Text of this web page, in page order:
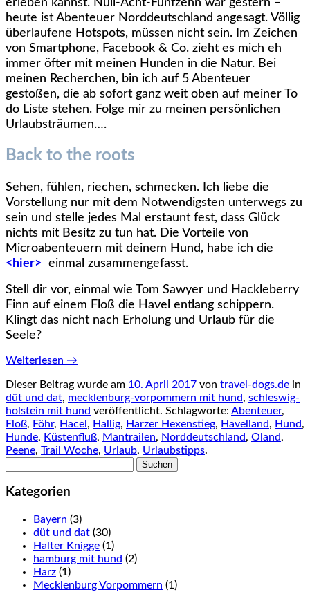
erleben kannst. Null-Acht-Fünfzehn war gestern –
heute ist Abenteuer Norddeutschland angesagt. Völlig
überlaufene Hotspots, müssen nicht sein. I m Zeichen
von Smartphone, Facebook & Co. zieht es mich eh
immer öfter mit meinen Hunden in die Natur. Bei
meinen Recherchen, bin ich auf 5 Abenteuer
gestoßen, die ab sofort ganz weit oben auf meiner To
do Liste stehen. Folge mir zu meinen persönlichen
Urlaubsträumen….
Back to the roots
Sehen, fühlen, riechen, schmecken. Ich liebe die
Vorstellung nur mit dem Notwendigsten unterwegs zu
sein und stelle jedes Mal erstaunt fest, dass Glück
nichts mit Besitz zu tun hat. Die Vorteile von
Microabenteuern mit deinem Hund, habe ich die
<hier> einmal zusammengefasst.
Stell dir vor, einmal wie Tom Sawyer und Hackleberry
Finn auf einem Floß die Havel entlang schippern.
Klingt das nicht nach Erholung und Urlaub für die
Seele?
Weiterlesen →
Dieser Beitrag wurde am 10. April 2017 von travel-dogs.de in
düt und dat, mecklenburg-vorpommern mit hund, schleswig-
holstein mit hund veröffentlicht. Schlagworte: Abenteuer,
Floß, Föhr, Hacel , Hallig, Harzer Hexenstieg, Havelland, Hund,
Hunde, Küstenfluß, Mantrailen, Norddeutschland, Oland,
Peene, Trail Woche, Urlaub, Urlaubstipps.
Kategorien
Bayern (3)
düt und dat (30)
Halter Knigge (1)
hamburg mit hund (2)
Harz (1)
Mecklenburg Vorpommern (1)